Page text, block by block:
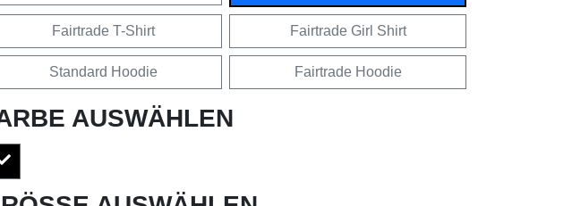
Fairtrade T-Shirt Fairtrade Girl Shirt
Standard Hoodie Fairtrade Hoodie
AUSWÄHLEN